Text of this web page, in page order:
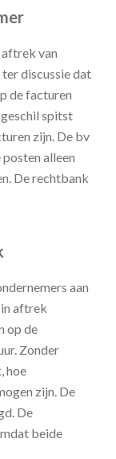
van
discussie dat
de facturen
spitst
zijn. De bv
alleen
De rechtbank
aan
aftrek
op de
Zonder
hoe
zijn. De
De
beide